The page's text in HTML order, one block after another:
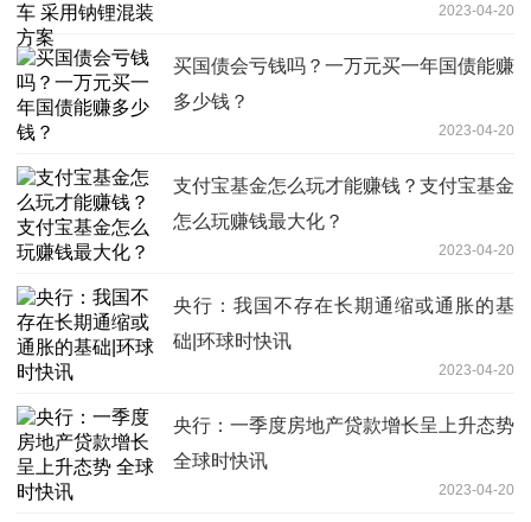
2023-04-20
买国债会亏钱吗？一万元买一年国债能赚
多少钱？
2023-04-20
支付宝基金怎么玩才能赚钱？支付宝基金
怎么玩赚钱最大化？
2023-04-20
央行：我国不存在长期通缩或通胀的基
础|环球时快讯
2023-04-20
央行：一季度房地产贷款增长呈上升态势
全球时快讯
2023-04-20